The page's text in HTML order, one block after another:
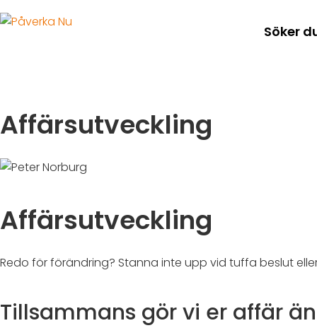
Söker
Affärsutveckling
Affärsutveckling
Redo för förändring? Stanna inte upp vid tuffa beslut
Tillsammans gör vi er affär